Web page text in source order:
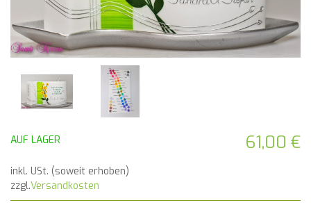
61,00 €
AUF LAGER
inkl. USt. (soweit erhoben)
zzgl.Versandkosten